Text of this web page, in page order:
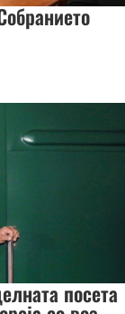
посета